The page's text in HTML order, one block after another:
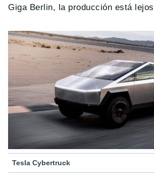
Giga Berlin, la producción está
Tesla Cybertruck